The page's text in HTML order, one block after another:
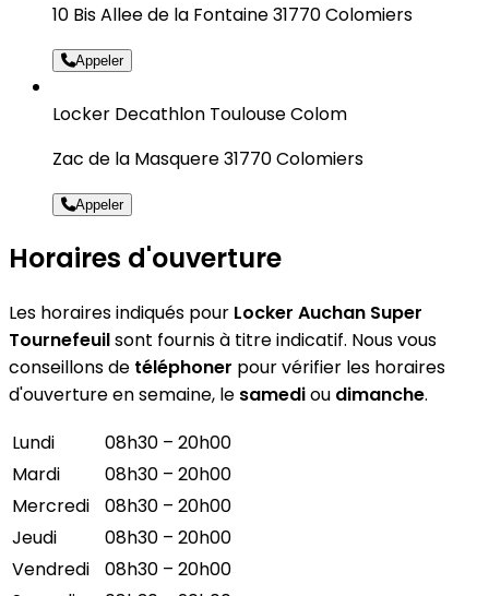
10 Bis Allee de la Fontaine 31770 Colomiers
Appeler
Locker Decathlon Toulouse Colom
Zac de la Masquere 31770 Colomiers
Appeler
Horaires d'ouverture
Les horaires indiqués pour Locker Auchan Super
Tournefeuilsont fournis à titre indicatif. Nous vous
conseillons de téléphoner pour vérifier les horaires
d'ouverture en semaine, le samediou dimanche.
Lundi
08h30 – 20h00
Mardi
08h30 – 20h00
Mercredi
08h30 – 20h00
Jeudi
08h30 – 20h00
Vendredi
08h30 – 20h00